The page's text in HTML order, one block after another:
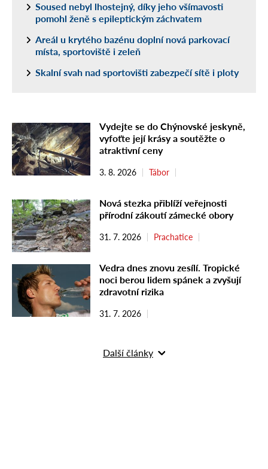
Soused nebyl lhostejný, díky jeho všímavosti
pomohl ženě s epileptickým záchvatem
Areál u krytého bazénu doplní nová parkovací
místa, sportoviště i zeleň
Skalní svah nad sportovišti zabezpečí sítě i ploty
Vydejte se do Chýnovské jeskyně,
vyfoťte její krásy a soutěžte o
atraktivní ceny
3. 8. 2026 Tábor
Nová stezka přiblíží veřejnosti
přírodní zákoutí zámecké obory
31. 7. 2026 Prachatice
Vedra dnes znovu zesílí. Tropické
noci berou lidem spánek a zvyšují
zdravotní rizika
31. 7. 2026
Další články